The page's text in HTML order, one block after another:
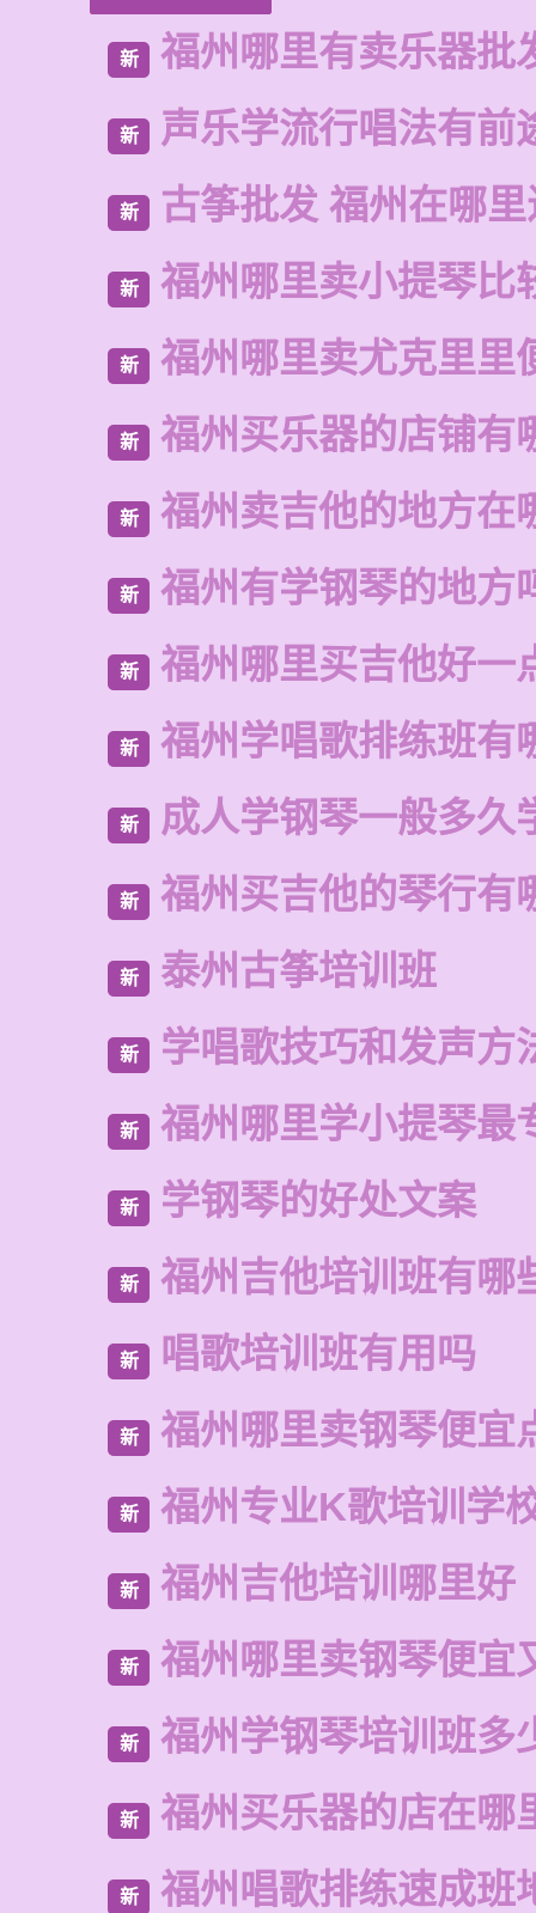
新 福州哪里有卖乐器批
新 声乐学流行唱法有前
新 古筝批发 福州在哪
新 福州哪里卖小提琴比
新 福州哪里卖尤克里里
新 福州买乐器的店铺有
新 福州卖吉他的地方在
新 福州有学钢琴的地方
新 福州哪里买吉他好一
新 福州学唱歌排练班有
新 成人学钢琴一般多久
新 福州买吉他的琴行有
新 泰州古筝培训班
新 学唱歌技巧和发声方
新 福州哪里学小提琴最
新 学钢琴的好处文案
新 福州吉他培训班有哪
新 唱歌培训班有用吗
新 福州哪里卖钢琴便宜
新 福州专业K歌培训学
新 福州吉他培训哪里好
新 福州哪里卖钢琴便宜
新 福州学钢琴培训班多
新 福州买乐器的店在哪
新 福州唱歌排练速成班